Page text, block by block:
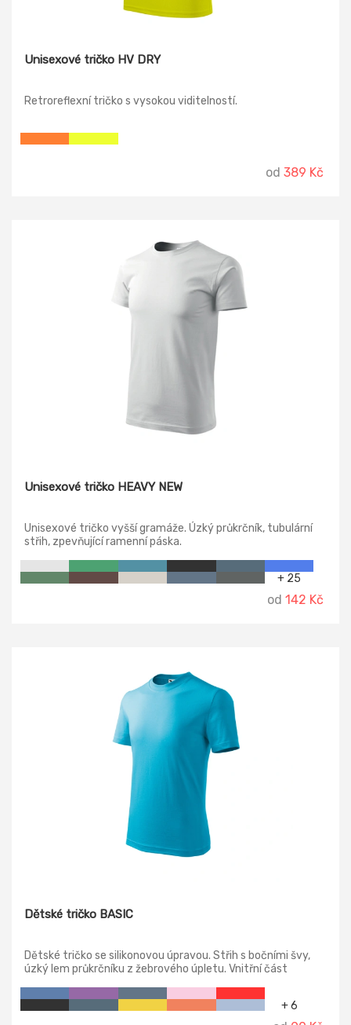
Unisexové tričko HV DRY
Retroreflexní tričko s vysokou viditelností.
od 389 Kč
Unisexové tričko HEAVY NEW
Unisexové tričko vyšší gramáže. Úzký průkrčník, tubulární
střih, zpevňující ramenní páska.
+ 25
od 142 Kč
Dětské tričko BASIC
Dětské tričko se silikonovou úpravou. Střih s bočními švy,
úzký lem průkrčníku z žebrového úpletu. Vnitřní část
+ 6